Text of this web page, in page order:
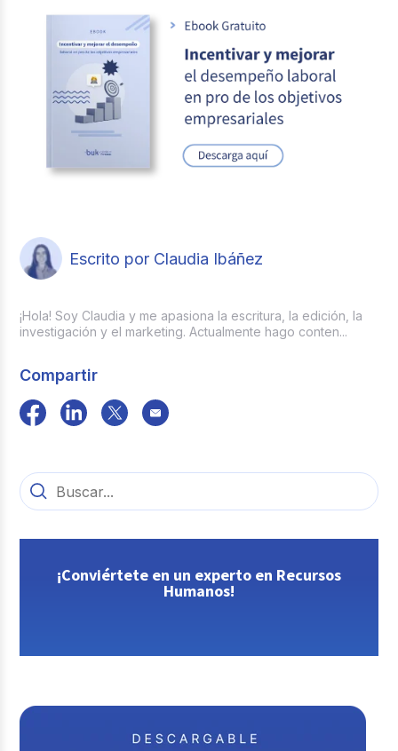
Escrito por Claudia Ibáñez
¡Hola! Soy Claudia y me apasiona la escritura, la edición, la
investigación y el marketing. Actualmente hago conten...
Compartir
¡Conviértete en un experto en Recursos
Humanos!